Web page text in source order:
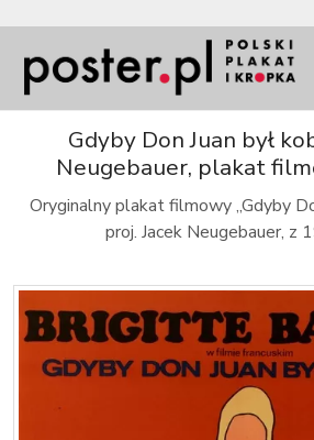
Gdyby Don Juan był
Neugebauer, plakat
Oryginalny plakat filmowy „Gdyby
proj. Jacek Neugebauer, z